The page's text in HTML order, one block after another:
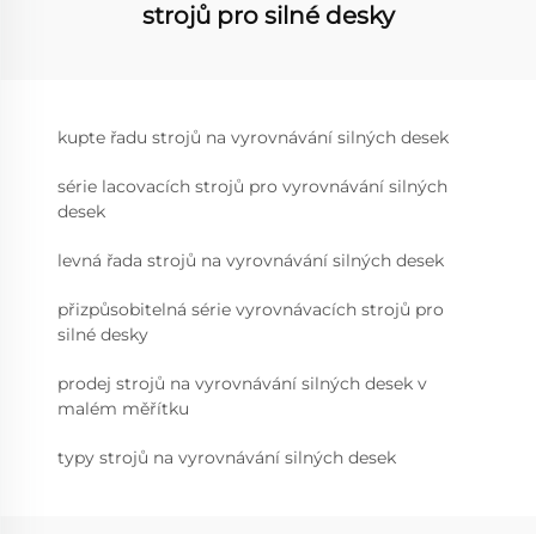
strojů pro silné desky
kupte řadu strojů na vyrovnávání silných desek
série lacovacích strojů pro vyrovnávání silných
desek
levná řada strojů na vyrovnávání silných desek
přizpůsobitelná série vyrovnávacích strojů pro
silné desky
prodej strojů na vyrovnávání silných desek v
malém měřítku
typy strojů na vyrovnávání silných desek